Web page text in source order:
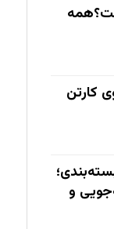
تولید
کارتن
و